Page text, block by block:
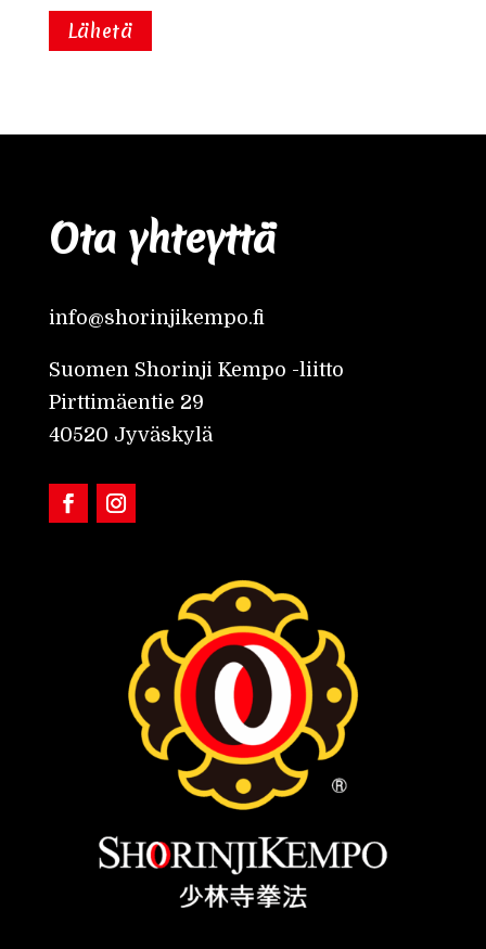
Ota yhteyttä
info@shorinjikempo.fi
Suomen Shorinji Kempo -liitto
Pirttimäentie 29
40520 Jyväskylä